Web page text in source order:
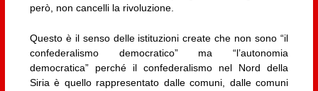
però, non cancelli la rivoluzione.
Questo è il senso delle istituzioni create che non sono “il
confederalismo democratico” ma “l’autonomia
democratica” perché il confederalismo nel Nord della
Siria è quello rappresentato dalle comuni, dalle comuni